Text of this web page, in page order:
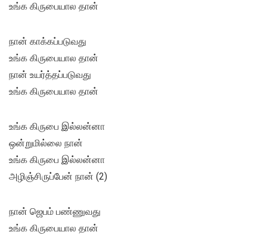
உங்க கிருபையால தான்
நான் காக்கப்படுவது
உங்க கிருபையால தான்
நான் உயர்த்தப்படுவது
உங்க கிருபையால தான்
உங்க கிருபை இல்லன்னா
ஒன்றுமில்லை நான்
உங்க கிருபை இல்லன்னா
அழிஞ்சிருப்பேன் நான் (2)
நான் ஜெபம் பண்ணுவது
உங்க கிருபையால தான்